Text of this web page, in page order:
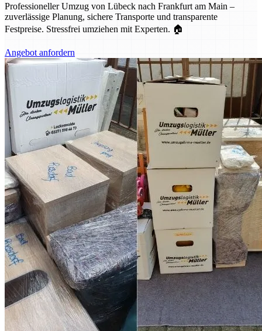
Professioneller Umzug von Lübeck nach Frankfurt am Main –
zuverlässige Planung, sichere Transporte und transparente
Festpreise. Stressfrei umziehen mit Experten. 🏠
Angebot anfordern